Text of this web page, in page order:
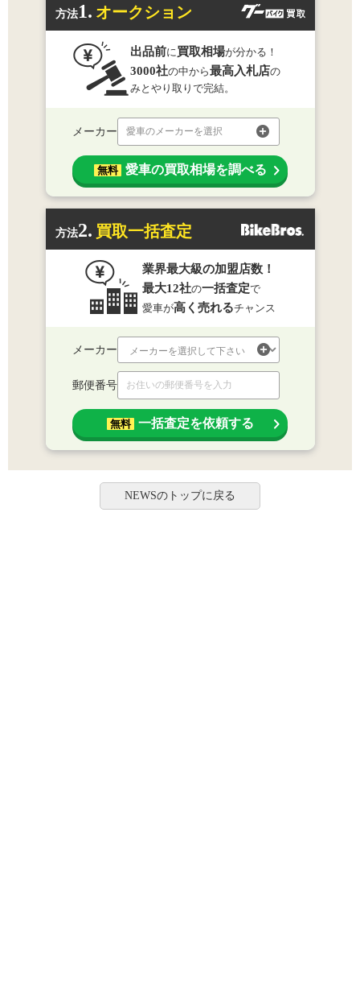
方法1. オークション
出品前に買取相場が分かる！
3000社の中から最高入札店の
みとやり取りで完結。
メーカー 愛車のメーカーを選択
無料 愛車の買取相場を調べる
方法2. 買取一括査定
業界最大級の加盟店数！
最大12社の一括査定で
愛車が高く売れるチャンス
メーカー
郵便番号
無料 一括査定を依頼する
NEWSのトップに戻る